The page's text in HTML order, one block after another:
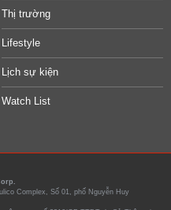
Thị trường
Lifestyle
Lịch sự kiện
Watch List
Complex, Số 01, phố Nguyễn Huy